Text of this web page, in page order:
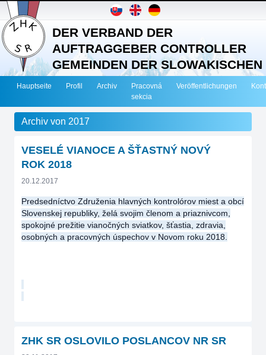
DER VERBAND DER
AUFTRAGGEBER CONTROLLER
GEMEINDEN DER SLOWAKISCHEN
REPUBLIK
Hauptseite Profil Archiv
Pracovná
sekcia
Veröffentlichungen
Archiv von 2017
VESELÉ VIANOCE A ŠŤASTNÝ NOVÝ
ROK 2018
20.12.2017
Predsedníctvo Združenia hlavných kontrolórov miest a obcí
Slovenskej republiky, želá svojim členom a priaznivcom,
spokojné prežitie vianočných sviatkov, šťastia, zdravia,
osobných a pracovných úspechov v Novom roku 2018.
ZHK SR OSLOVILO POSLANCOV NR SR